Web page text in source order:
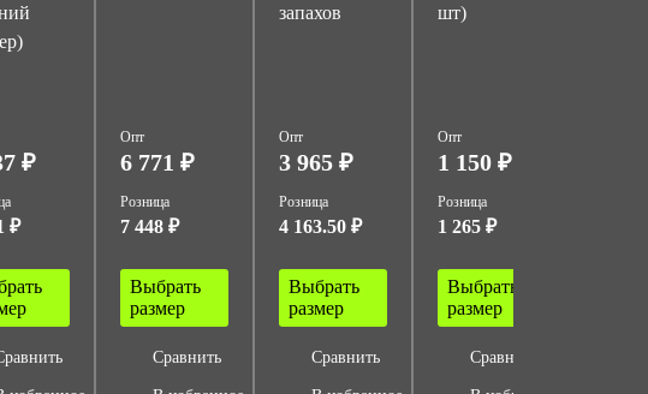
₽
₽
Опт
6 771 ₽
Розница
7 448 ₽
Выбрать
размер
Сравнить
запахов
Опт
3 965 ₽
Розница
4 163.50 ₽
Выбрать
размер
Сравнить
шт)
Опт
1 150 ₽
Розница
1 265 ₽
Выбрать
размер
Сравнить